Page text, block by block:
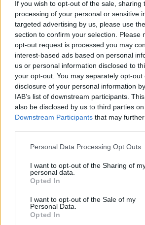
If you wish to opt-out of the sale, sharing
processing of your personal or sensitive
targeted advertising by us, please use
section to confirm your selection. Please
opt-out request is processed you may
interest-based ads based on personal
us or personal information disclosed to
your opt-out. You may separately opt-
disclosure of your personal information
IAB’s list of downstream participants.
also be disclosed by us to third parties
Downstream Participants that may
Personal Data Processing Opt Outs
I want to opt-out of the Sharing of
personal data.
Opted In
I want to opt-out of the Sale of my
Personal Data.
Opted In
faanyag és a kukorica ára is
meg lehetne még említeni
etanolt, a sertést, a palládiumot
olajat is. Érdekes módon tehát
nem egy-egy szeparált esetről
nyersanyagok drágulása
bányászati, az olajipari és a
termékek széles körét érinti.
Energy Investment Forum 2026Az
energetikai jövőjéről.Információ és
az új szuperciklus? Már néhány
megindultak a találgatások azzal
elindulhatott-e egy új árupiaci
fontos...